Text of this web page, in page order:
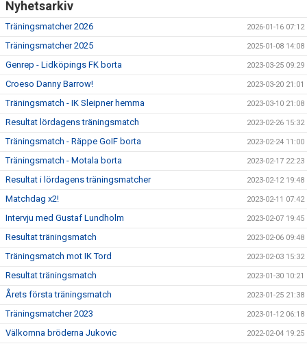
Nyhetsarkiv
Träningsmatcher 2026 2026-01-16 07:12
Träningsmatcher 2025 2025-01-08 14:08
Genrep - Lidköpings FK borta 2023-03-25 09:29
Croeso Danny Barrow! 2023-03-20 21:01
Träningsmatch - IK Sleipner hemma 2023-03-10 21:08
Resultat lördagens träningsmatch 2023-02-26 15:32
Träningsmatch - Räppe GoIF borta 2023-02-24 11:00
Träningsmatch - Motala borta 2023-02-17 22:23
Resultat i lördagens träningsmatcher 2023-02-12 19:48
Matchdag x2! 2023-02-11 07:42
Intervju med Gustaf Lundholm 2023-02-07 19:45
Resultat träningsmatch 2023-02-06 09:48
Träningsmatch mot IK Tord 2023-02-03 15:32
Resultat träningsmatch 2023-01-30 10:21
Årets första träningsmatch 2023-01-25 21:38
Träningsmatcher 2023 2023-01-12 06:18
Välkomna bröderna Jukovic 2022-02-04 19:25